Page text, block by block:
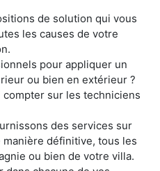
de solution qui vous
les causes de votre
pour appliquer un
ou bien en extérieur ?
sur les techniciens
des services sur
définitive, tous les
ou bien de votre villa.